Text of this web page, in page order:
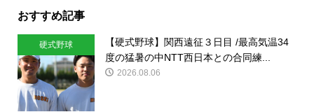
おすすめ記事
硬式野球
【硬式野球】関西遠征３日目 /最高気温34
度の猛暑の中NTT西日本との合同練...
2026.08.06